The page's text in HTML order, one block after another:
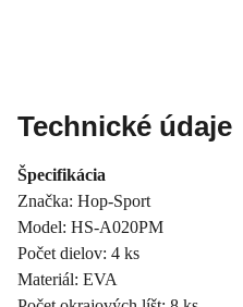
Technické údaje
Špecifikácia
Značka: Hop-Sport
Model: HS-A020PM
Počet dielov: 4 ks
Materiál: EVA